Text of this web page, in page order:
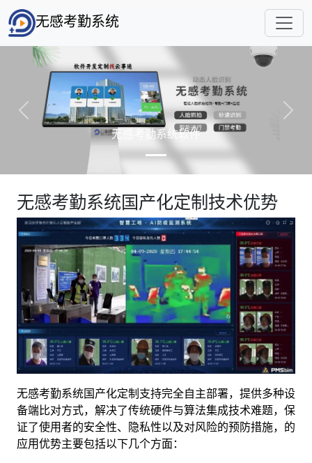
无感考勤系统
无感考勤系统软件
Previous Next
无感考勤系统国产化定制技术优势
无感考勤系统国产化定制支持完全自主部署，提供多种设
备端比对方式，解决了传统硬件与算法集成技术难题，保
证了使用者的安全性、隐私性以及对风险的预防措施‌，的
应用优势主要包括以下几个方面‌：